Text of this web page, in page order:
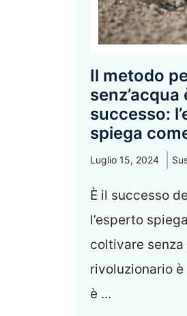
Il metodo
successo:
spiega
Luglio 15, 2024
È il successo
l’esperto
coltivare senza
rivoluzionario
è ...